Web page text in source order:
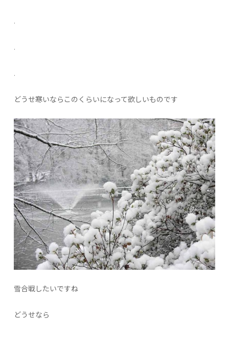
.
.
.
どうせ寒いならこのくらいになって欲しいものです
雪合戦したいですね
どうせなら